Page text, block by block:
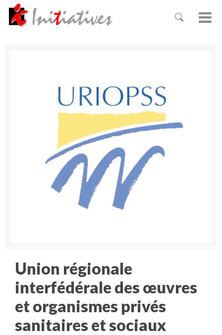
Union régionale
interfédérale des œuvres
et organismes privés
sanitaires et sociaux